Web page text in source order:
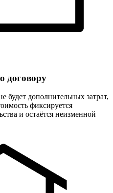
договору
будет дополнительных затрат,
фиксируется
и остаётся неизменной